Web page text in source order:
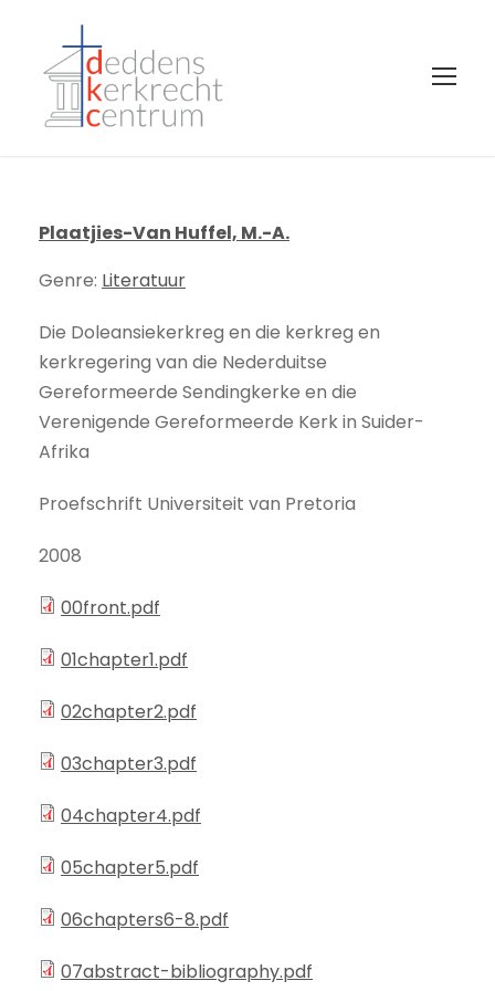
Plaatjies-Van Huffel, M.-A.
Genre: Literatuur
Die Doleansiekerkreg en die kerkreg en
kerkregering van die Nederduitse
Gereformeerde Sendingkerke en die
Verenigende Gereformeerde Kerk in Suider-
Afrika
Proefschrift Universiteit van Pretoria
2008
00front.pdf
01chapter1.pdf
02chapter2.pdf
03chapter3.pdf
04chapter4.pdf
05chapter5.pdf
06chapters6-8.pdf
07abstract-bibliography.pdf